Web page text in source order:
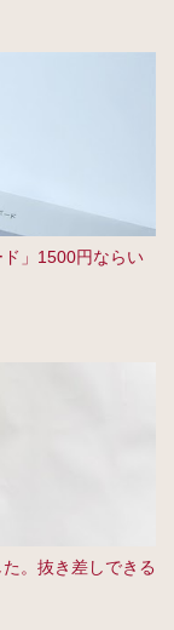
」1500円ならい
。抜き差しできる